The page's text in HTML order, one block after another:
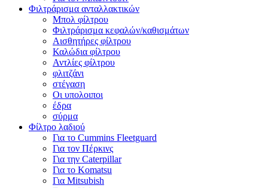
Φιλτράρισμα ανταλλακτικών
Μπολ φίλτρου
Φιλτράρισμα κεφαλών/καθισμάτων
Αισθητήρες φίλτρου
Καλώδια φίλτρου
Αντλίες φίλτρου
φλιτζάνι
στέγαση
Οι υπολοιποι
έδρα
σύρμα
Φίλτρο λαδιού
Για το Cummins Fleetguard
Για τον Πέρκινς
Για την Caterpillar
Για το Komatsu
Για Mitsubish